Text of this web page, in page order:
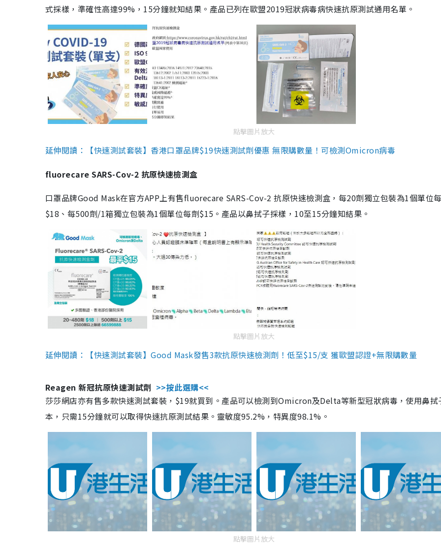
式採樣，準確性高達99%，15分鐘就知結果。產品已列在歐盟2019冠狀病毒病快速抗原測試通用名單。
點擊圖片放大
延伸閱讀：【快速測試套裝】香港口罩品牌$19快速測試劑優惠 無限購數量！可檢測Omicron病毒
fluorecare SARS-Cov-2 抗原快速檢測盒
口罩品牌Good Mask在官方APP上有售fluorecare SARS-Cov-2 抗原快速檢測盒，每20劑獨立包裝為1個單位
$18、每500劑/1箱獨立包裝為1個單位每劑$15。產品以鼻拭子採樣，10至15分鐘知結果。
點擊圖片放大
延伸閱讀：【快速測試套裝】Good Mask發售3款抗原快速檢測劑！低至$15/支 獲歐盟認證+無限購數量
Reagen 新冠抗原快速測試劑 >>按此選購<<
莎莎網店亦有售多款快速測試套裝，$19就買到。產品可以檢測到Omicron及Delta等新型冠狀病毒，使用鼻拭
本，只需15分鐘就可以取得快速抗原測試結果。靈敏度95.2%，特異度98.1%。
點擊圖片放大